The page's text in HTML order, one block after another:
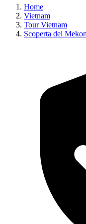
Home
Vietnam
Tour Vietnam
Scoperta del